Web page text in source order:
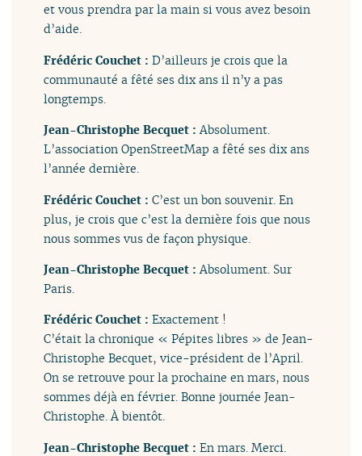
et vous prendra par la main si vous avez besoin
d’aide.
Frédéric Couchet :D’ailleurs je crois que la
communauté a fêté ses dix ans il n’y a pas
longtemps.
Jean-Christophe Becquet :Absolument.
L’association OpenStreetMap a fêté ses dix ans
l’année dernière.
Frédéric Couchet :C’est un bon souvenir. En
plus, je crois que c’est la dernière fois que nous
nous sommes vus de façon physique.
Jean-Christophe Becquet :Absolument. Sur
Paris.
Frédéric Couchet :Exactement !
C’était la chronique « Pépites libres » de Jean-
Christophe Becquet, vice-président de l’April.
On se retrouve pour la prochaine en mars, nous
sommes déjà en février. Bonne journée Jean-
Christophe. À bientôt.
Jean-Christophe Becquet :En mars. Merci.